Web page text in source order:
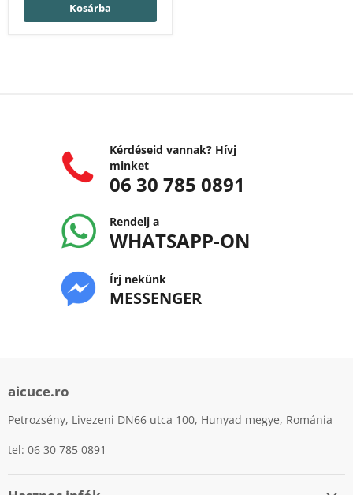
Kosárba
Kérdéseid vannak? Hívj
minket
06 30 785 0891
Rendelj a
WHATSAPP-ON
Írj nekünk
MESSENGER
aicuce.ro
Petrozsény, Livezeni DN66 utca 100, Hunyad megye, Románia
tel: 06 30 785 0891